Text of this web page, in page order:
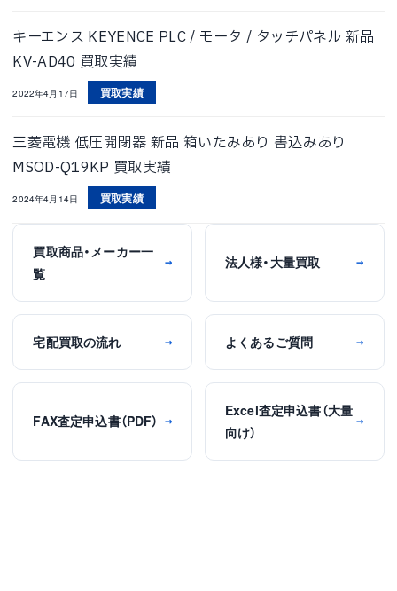
キーエンス KEYENCE PLC / モータ / タッチパネル 新品
KV-AD40 買取実績
2022年4月17日 買取実績
三菱電機 低圧開閉器 新品 箱いたみあり 書込みあり
MSOD-Q19KP 買取実績
2024年4月14日 買取実績
買取商品・メーカー一
覧
→ 法人様・大量買取 →
宅配買取の流れ → よくあるご質問 →
FAX査定申込書（PDF） →
Excel査定申込書（大量
向け）
→